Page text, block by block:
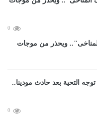
0
ويحذر من موجات
0